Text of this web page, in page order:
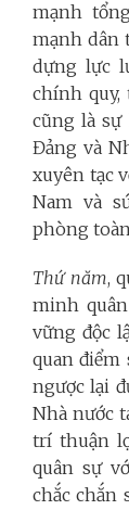
mạnh
mạnh dân
dựng lực
chính quy,
cũng là
Đảng và
xuyên tạc
Nam và
phòng
Thứ năm,
minh
vững độc
quan điểm
ngược lại
Nhà nước
trí thuận
quân sự
chắc chắn